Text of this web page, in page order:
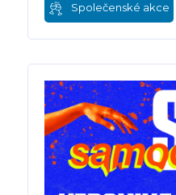
Společenské akce